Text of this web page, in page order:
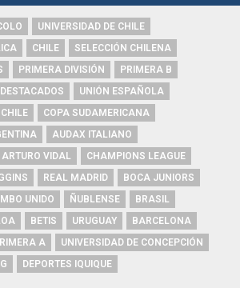
UNIVERSIDAD DE CHILE
CHILE
SELECCIÓN CHILENA
PRIMERA DIVISIÓN
PRIMERA B
DESTACADOS
UNIÓN ESPAÑOLA
COPA SUDAMERICANA
AUDAX ITALIANO
ARTURO VIDAL
CHAMPIONS LEAGUE
REAL MADRID
BOCA JUNIORS
UNIDO ÑUBLENSE
BRASIL
BETIS URUGUAY
BARCELONA
A
UNIVERSIDAD DE CONCEPCIÓN
DEPORTES IQUIQUE